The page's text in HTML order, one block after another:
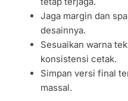
Jaga margin dan
desainnya.
Sesuaikan warna
konsistensi cetak.
Simpan versi final
massal.